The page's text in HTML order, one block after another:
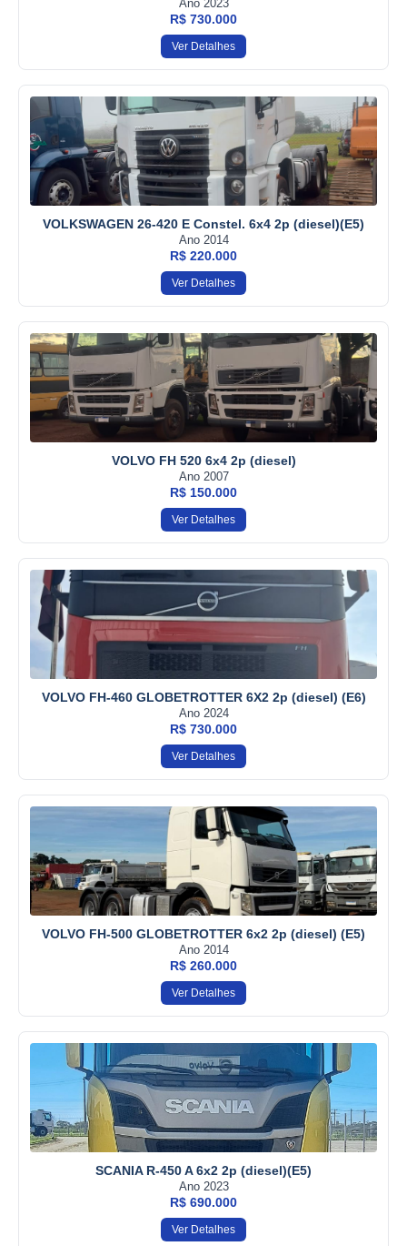
Ano 2023
R$ 730.000
Ver Detalhes
VOLKSWAGEN 26-420 E Constel. 6x4 2p (diesel)(E5)
Ano 2014
R$ 220.000
Ver Detalhes
VOLVO FH 520 6x4 2p (diesel)
Ano 2007
R$ 150.000
Ver Detalhes
VOLVO FH-460 GLOBETROTTER 6X2 2p (diesel) (E6)
Ano 2024
R$ 730.000
Ver Detalhes
VOLVO FH-500 GLOBETROTTER 6x2 2p (diesel) (E5)
Ano 2014
R$ 260.000
Ver Detalhes
SCANIA R-450 A 6x2 2p (diesel)(E5)
Ano 2023
R$ 690.000
Ver Detalhes